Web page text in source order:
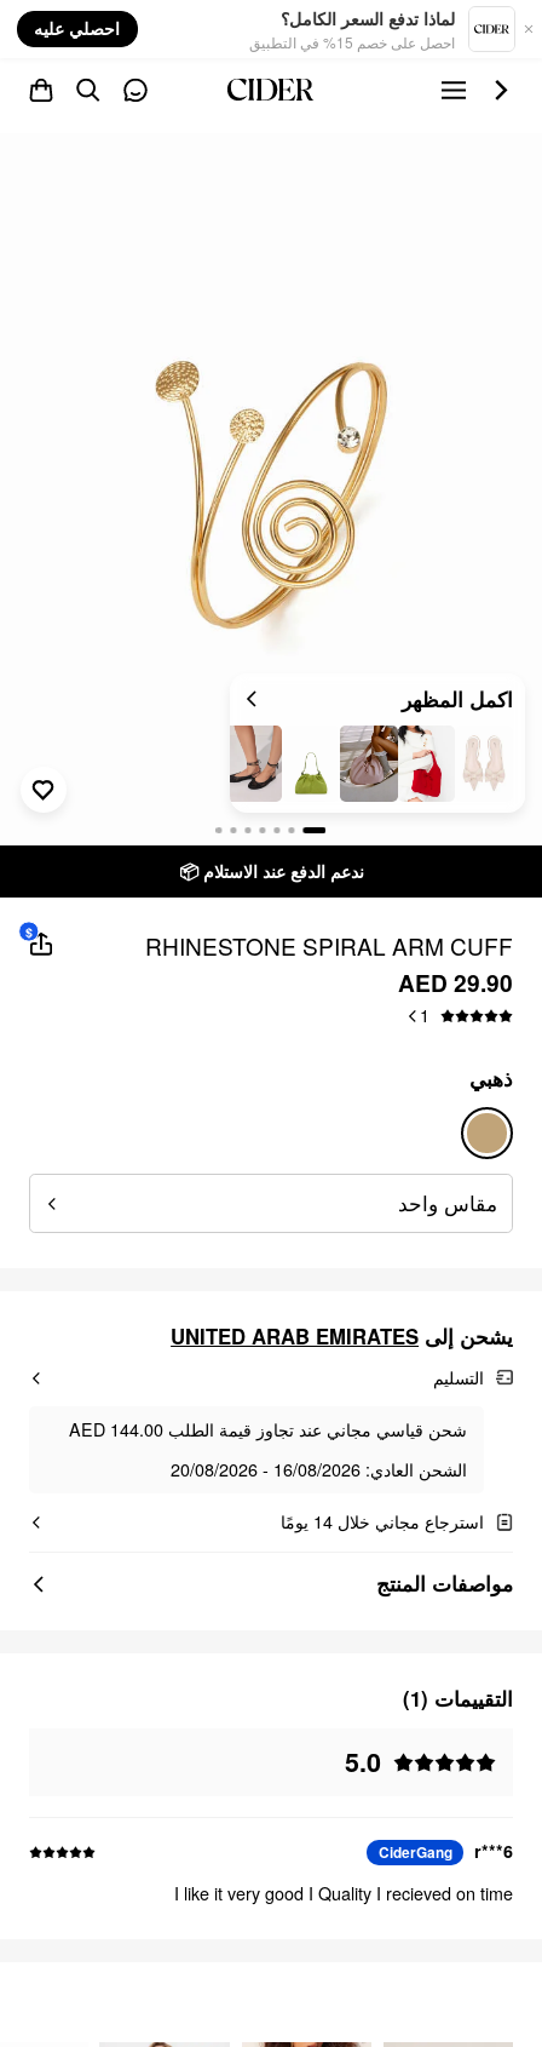
لماذا تدفع السعر الكامل؟
احصل على خصم 15% في التطبيق
احصلي عليه
اكمل المظهر
ندعم الدفع عند الاستلام 📦
RHINESTONE SPIRAL ARM CUFF
AED 29.90
1
$
ذهبي
مقاس واحد
يشحن إلى UNITED ARAB EMIRATES
التسليم
شحن قياسي مجاني عند تجاوز قيمة الطلب AED 144.00
الشحن العادي: 16/08/2026 - 20/08/2026
استرجاع مجاني خلال 14 يومًا
مواصفات المنتج
التقييمات (1)
5.0
r***6
CiderGang
I like it very good I Quality I recieved on time